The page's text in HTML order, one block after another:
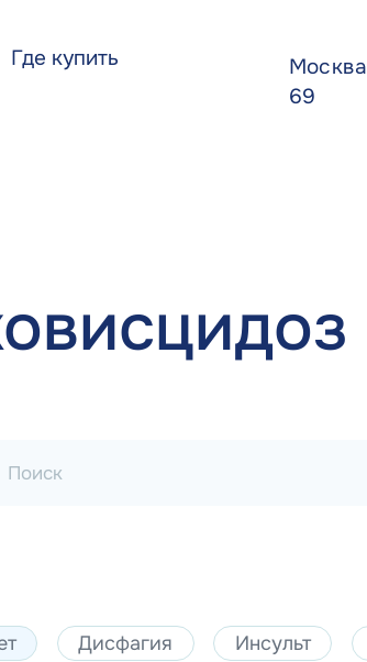
Где купить
Москва
69
Поиск
Дисфагия Инсульт